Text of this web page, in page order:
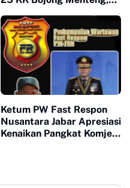
Turun Tangan
Ketum PW Fast Respon
Nusantara Jabar Apresiasi
Kenaikan Pangkat Komjen